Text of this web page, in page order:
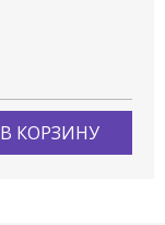
В КОРЗИНУ